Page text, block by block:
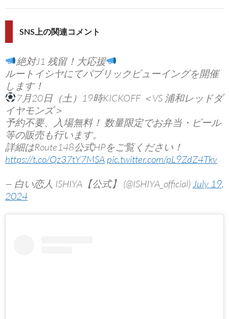
SNS上の関連コメント
絶対J1 残留！大応援
ルートイシヤにてパブリックビューイングを開催
します！
7月20日（土）19時KICKOFF ＜VS 浦和レッドダ
イヤモンズ＞
予約不要、入場無料！ 数量限定でお弁当・ビール
等の販売も行います。
詳細はRoute148公式HPをご覧ください！
https://t.co/Qz37tY7MSA pic.twitter.com/pL9ZdZ4Tkv
— 白い恋人 ISHIYA【公式】 (@ISHIYA_official) July 19,
2024